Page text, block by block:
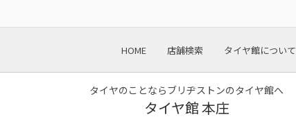
HOME 店舗検索 タイヤ館について
タイヤのことならブリヂストンのタイヤ館へ
タイヤ館 本庄